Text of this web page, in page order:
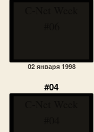
02 января 1998
#04